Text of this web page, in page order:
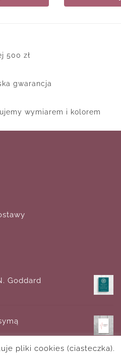
500 zł
gwarancja
wymiarem i kolorem
Goddard
pliki cookies (ciasteczka).